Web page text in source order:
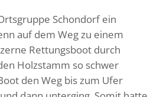
Schondorf ein
auf dem Weg zu einem
Rettungsboot durch
Holzstamm so schwer
den Weg bis zum Ufer